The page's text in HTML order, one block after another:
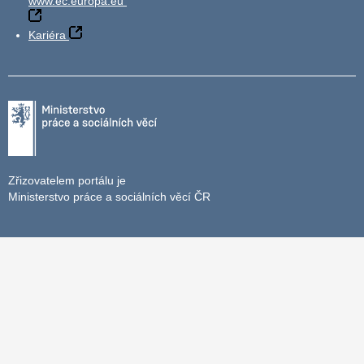
Kariéra
Zřizovatelem portálu je
Ministerstvo práce a sociálních věcí ČR